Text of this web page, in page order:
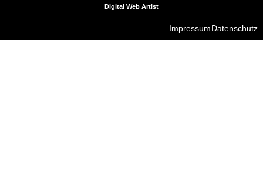
Digital Web Artist
ImpressumDatenschutz